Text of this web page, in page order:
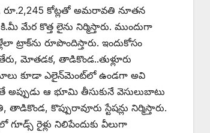
రూ.2,245 కోట్లతో అమరావతి నూతన
మేర కొత్త లైను నిర్మిస్తారు. ముందుగా
ట్రాక్‌ను రూపొందిస్తారు. ఇందుకోసం
మోతడక, తాడికొండ..తుళ్లూరు
కూడా ఎలైన్‌మెంట్‌లో ఉండగా అవి
ఆ భూమి తీసుకునే వెసులుబాటు
కొప్పురావూరు స్టేషన్లు నిర్మిస్తారు.
‌రైళ్లు నిలిపేందుకు వీలుగా